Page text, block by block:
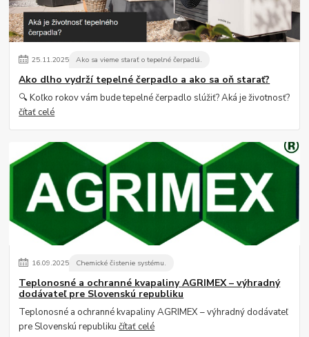
25.11.2025 Ako sa vieme starať o tepelné čerpadlá.
Ako dlho vydrží tepelné čerpadlo a ako sa oň starať?
🔍 Koľko rokov vám bude tepelné čerpadlo slúžiť? Aká je životnosť?
čítať celé
16.09.2025 Chemické čistenie systému.
Teplonosné a ochranné kvapaliny AGRIMEX – výhradný
dodávateľ pre Slovenskú republiku
Teplonosné a ochranné kvapaliny AGRIMEX – výhradný dodávateľ
pre Slovenskú republikučítať celé